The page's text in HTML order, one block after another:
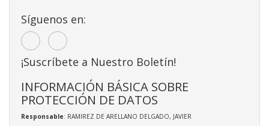
Síguenos en:
¡Suscríbete a Nuestro Boletín!
INFORMACIÓN BÁSICA SOBRE
PROTECCIÓN DE DATOS
Responsable: RAMIREZ DE ARELLANO DELGADO, JAVIER